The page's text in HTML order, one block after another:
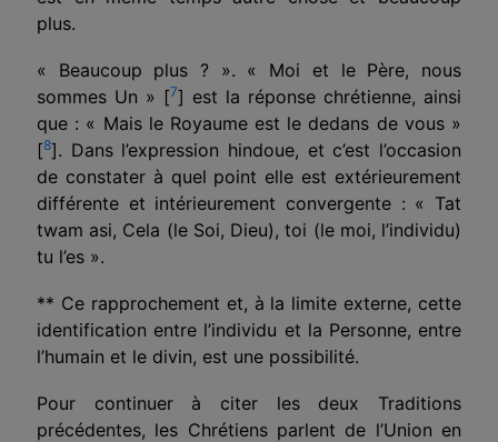
plus.
« Beaucoup plus ? ». « Moi et le Père, nous
sommes Un » [7] est la réponse chrétienne, ainsi
que : « Mais le Royaume est le dedans de vous »
[8]. Dans l’expression hindoue, et c’est l’occasion
de constater à quel point elle est extérieurement
différente et intérieurement convergente : « Tat
twam asi, Cela (le Soi, Dieu), toi (le moi, l’individu)
tu l’es ».
** Ce rapprochement et, à la limite externe, cette
identification entre l’individu et la Personne, entre
l’hu­main et le divin, est une possibilité.
Pour continuer à citer les deux Traditions
précédentes, les Chrétiens parlent de l’Union en